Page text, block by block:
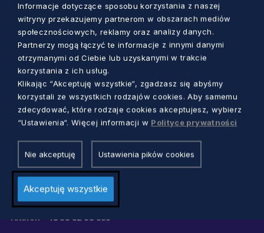
Kaczko
Dorota Kulka 5 lat temu
Urząd Marszałkowski
Województwa Pomorskiego
Telefon +48 58 32 68 555
Informacje dotyczące sposobu korzystania z naszej
witryny przekazujemy partnerom w obszarach mediów
społecznościowych, reklamy oraz analizy danych.
Partnerzy mogą łączyć te informacje z innymi danymi
otrzymanymi od Ciebie lub uzyskanymi w trakcie
korzystania z ich usług.
Klikając “Akceptuję wszystkie“, zgadzasz się abyśmy
korzystali ze wszystkich rodzajów cookies. Aby samemu
zdecydować, które rodzaje cookies akceptujesz, wybierz
“Ustawienia“. Więcej informacji w Polityce prywatności
Nie akceptuję Ustawienia pików cookies
Akceptuję wszystkie